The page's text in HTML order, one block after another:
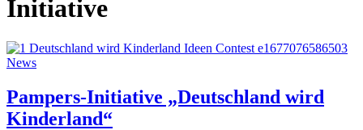
Initiative
News
Pampers-Initiative „Deutschland wird
Kinderland“